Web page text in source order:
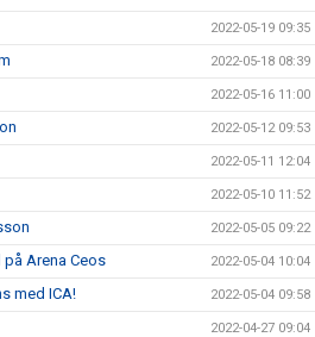
2022-05-19 09:35
2022-05-18 08:39
2022-05-16 11:00
2022-05-12 09:53
2022-05-11 12:04
2022-05-10 11:52
2022-05-05 09:22
Arena Ceos 2022-05-04 10:04
med ICA! 2022-05-04 09:58
2022-04-27 09:04